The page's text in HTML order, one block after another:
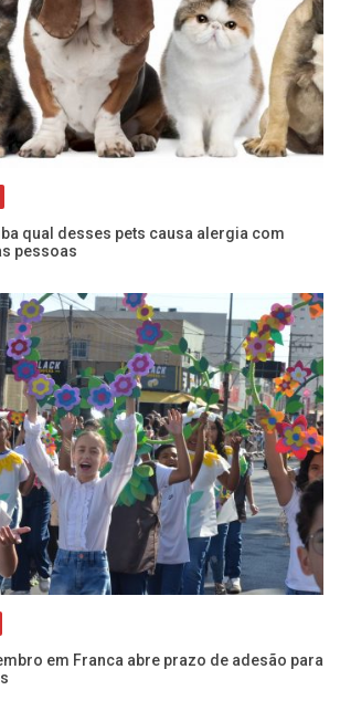
qual desses pets causa alergia com
pessoas
em Franca abre prazo de adesão para